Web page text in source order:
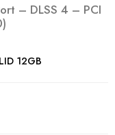
– DLSS 4 – PCI
12GB